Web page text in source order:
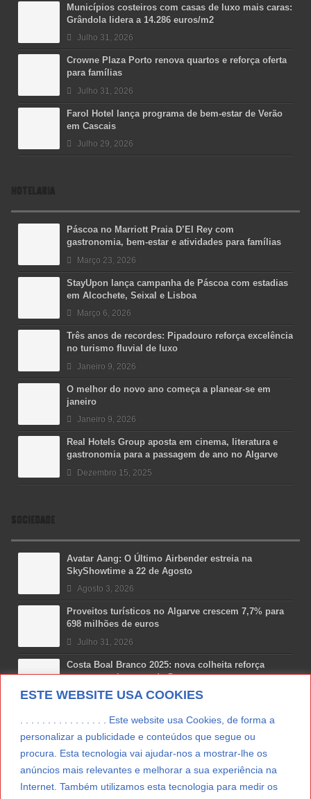
ESTE WEBSITE USA COOKIES
. . . . . . . . . . . . . . . . Este website usa Cookies, de forma a
personalizar a publicidade e conteúdos que segue ou
procura. Esta tecnologia vai ajudar-nos a mostrar-lhe os
anúncios mais relevantes e melhorar a sua experiência na
Internet. Também utilizamos esta tecnologia para medir os
Municípios costeiros com casas de luxo mais caras:
Grândola lidera a 14.286 euros/m2
Julho 31, 2026
Crowne Plaza Porto renova quartos e reforça oferta
para famílias
Julho 31, 2026
Farol Hotel lança programa de bem-estar de Verão
em Cascais
Julho 29, 2026
HOTELARIA
Páscoa no Marriott Praia D’El Rey com
gastronomia, bem-estar e atividades para famílias
Março 23, 2026
StayUpon lança campanha de Páscoa com estadias
em Alcochete, Seixal e Lisboa
Março 6, 2026
Três anos de recordes: Pipadouro reforça excelência
no turismo fluvial de luxo
Janeiro 9, 2026
O melhor do novo ano começa a planear-se em
janeiro
Janeiro 9, 2026
Real Hotels Group aposta em cinema, literatura e
gastronomia para a passagem de ano no Algarve
Dezembro 15, 2025
SOCIEDADE
Avatar Aang: O Último Airbender estreia na
SkyShowtime a 22 de Agosto
Agosto 3, 2026
Proveitos turísticos no Algarve crescem 7,7% para
698 milhões de euros
Julho 31, 2026
Costa Boal Branco 2025: nova colheita reforça
aposta nos brancos do Douro
Julho 29, 2026
Novas 7 Maravilhas de Portugal: Setúbal recebe
Julho 29, 2026
Vitamina D: o paradoxo dos portugueses
Julho 24, 2026